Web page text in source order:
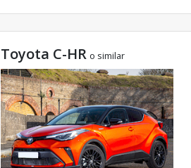
Toyota C-HR o similar